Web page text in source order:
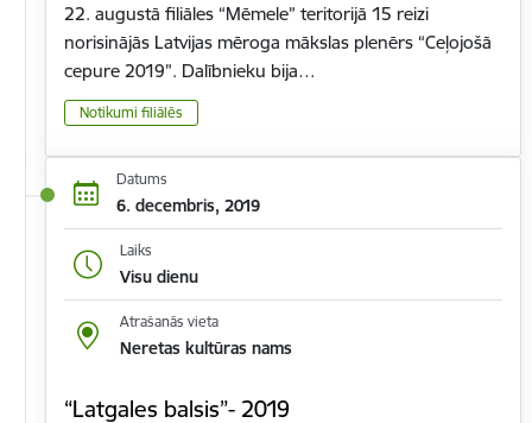
22. augustā filiāles “Mēmele” teritorijā 15 reizi
norisinājās Latvijas mēroga mākslas plenērs “Ceļojošā
cepure 2019”. Dalībnieku bija…
Notikumi filiālēs
Datums
6. decembris, 2019
Laiks
Visu dienu
Atrašanās vieta
Neretas kultūras nams
“Latgales balsis”- 2019